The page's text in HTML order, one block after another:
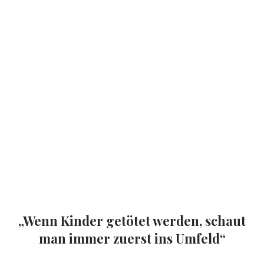
„Wenn Kinder getötet werden, schaut
man immer zuerst ins Umfeld“